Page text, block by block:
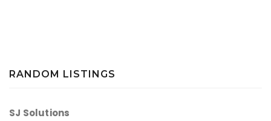
RANDOM LISTINGS
SJ Solutions